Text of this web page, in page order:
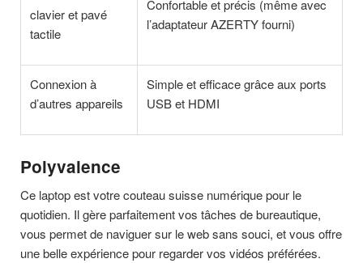
clavier et pavé
tactile
Confortable et précis (même avec
l’adaptateur AZERTY fourni)
Connexion à
d’autres appareils
Simple et efficace grâce aux ports
USB et HDMI
Polyvalence
Ce laptop est votre couteau suisse numérique pour le
quotidien. Il gère parfaitement vos tâches de bureautique,
vous permet de naviguer sur le web sans souci, et vous offre
une belle expérience pour regarder vos vidéos préférées.